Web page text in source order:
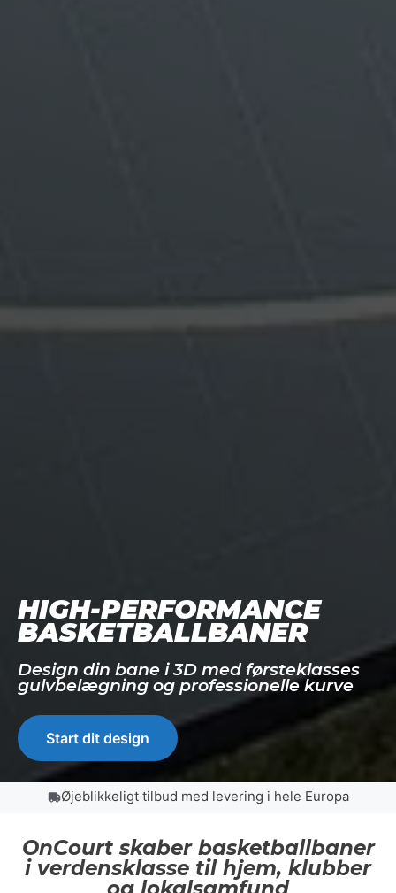
HIGH-PERFORMANCE
BASKETBALLBANER
Design din bane i 3D med førsteklasses
gulvbelægning og professionelle kurve
Start dit design
Øjeblikkeligt tilbud med levering i hele Europa
OnCourt skaber basketballbaner
i verdensklasse til hjem, klubber